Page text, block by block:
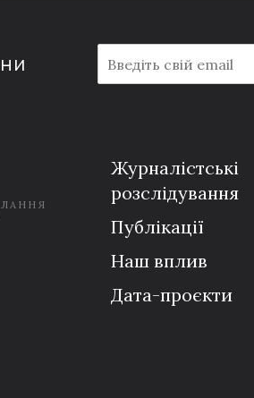
m
a
Журналістські
розслідування
Публікації
Наш вплив
Дата-проєкти